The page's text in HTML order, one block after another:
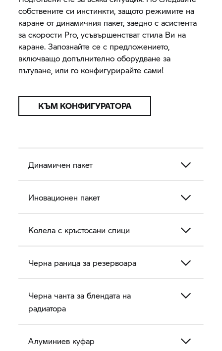
собствените си инстинкти, защото режимите на
каране от динамичния пакет, заедно с асистента
за скорости Pro, усъвършенстват стила Ви на
каране. Запознайте се с предложението,
включващо допълнително оборудване за
пътуване, или го конфигурирайте сами!
КЪМ КОНФИГУРАТОРА
Динамичен пакет
Иновационен пакет
Колела с кръстосани спици
Черна раница за резервоара
Черна чанта за блендата на
радиатора
Алуминиев куфар